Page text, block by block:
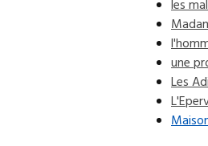
les
une
Les